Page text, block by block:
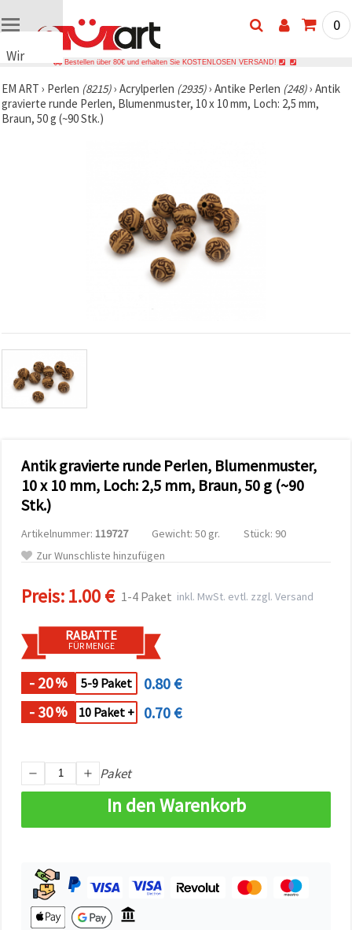
Wir
Cookies
🍪 Wir
verwenden
Datenverkehr
analysieren
sowie
relevantere
Unterstützung
Partner für
Analyse
Marketing.
ablehnen
den
Einstellungen
individuell
festlegen.
Einwilligung
können Sie
jederzeit
widerrufen.
Impressum
Datenschutzerklärung
akzeptieren
Cookie-
Einstellungen
0
Bestellen über 80€ und erhalten Sie KOSTENLOSEN VERSAND!
EM ART › Perlen (8215)› Acrylperlen (2935)› Antike Perlen (248)› Antik
gravierte runde Perlen, Blumenmuster, 10 x 10 mm, Loch: 2,5 mm,
Braun, 50 g (~90 Stk.)
Antik gravierte runde Perlen, Blumenmuster,
10 x 10 mm, Loch: 2,5 mm, Braun, 50 g (~90
Stk.)
Artikelnummer: 119727 Gewicht: 50 gr.
Stück: 90
Zur Wunschliste hinzufügen
Preis:1.00 € 1-4 Paket inkl. MwSt. evtl. zzgl. Versand
RABATTE
FÜR MENGE
- 20% 5-9 Paket
0.80 €
- 30% 10 Paket + 0.70 €
Paket
In den Warenkorb